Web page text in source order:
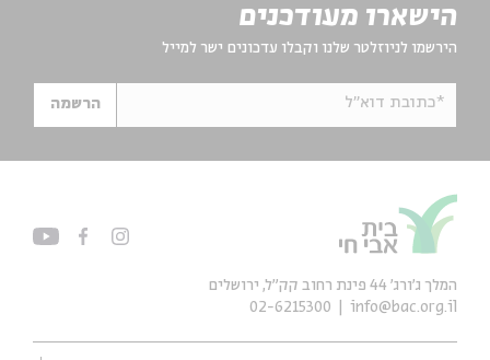
הישארו מעודכנים
הירשמו לניוזלטר שלנו וקבלו עדכונים ישר למייל
*כתובת דוא"ל הרשמה
המלך ג'ורג' 44 פינת רחוב קק״ל, ירושלים
info@bac.org.il
02-6215300